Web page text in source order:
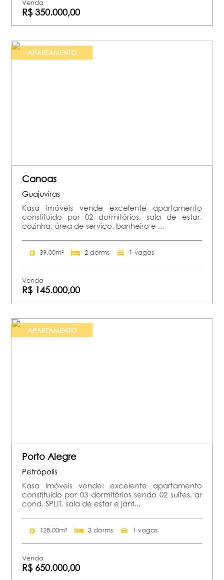
Venda
R$ 350.000,00
APARTAMENTO
Canoas
Guajuviras
Kasa imóveis vende excelente apartamento
constituído por 02 dormitórios, sala de estar,
cozinha, área de serviço, banheiro e ...
39.00m² 2 dorms 1 vagas
Venda
R$ 145.000,00
APARTAMENTO
Porto Alegre
Petrópolis
Kasa imóveis vende: excelente apartamento
constituído por 03 dormitórios sendo 02 suítes, ar
cond. SPLIT, sala de estar e jant...
128.00m² 3 dorms 1 vagas
Venda
R$ 650.000,00